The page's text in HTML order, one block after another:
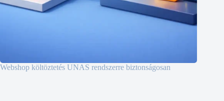
Webshop költöztetés UNAS rendszerre biztonságosan